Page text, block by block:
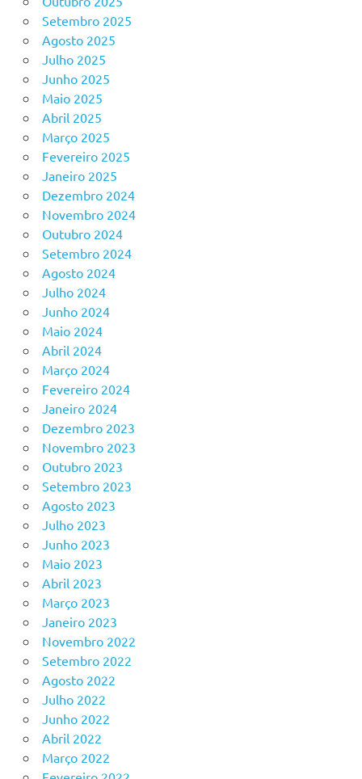
Setembro 2025
Agosto 2025
Julho 2025
Junho 2025
Maio 2025
Abril 2025
Março 2025
Fevereiro 2025
Janeiro 2025
Dezembro 2024
Novembro 2024
Outubro 2024
Setembro 2024
Agosto 2024
Julho 2024
Junho 2024
Maio 2024
Abril 2024
Março 2024
Fevereiro 2024
Janeiro 2024
Dezembro 2023
Novembro 2023
Outubro 2023
Setembro 2023
Agosto 2023
Julho 2023
Junho 2023
Maio 2023
Abril 2023
Março 2023
Janeiro 2023
Novembro 2022
Setembro 2022
Agosto 2022
Julho 2022
Junho 2022
Abril 2022
Março 2022